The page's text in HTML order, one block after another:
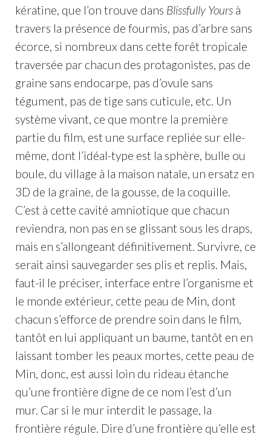
kératine, que l’on trouve dans Blissfully Yoursà
travers la présence de fourmis, pas d’arbre sans
écorce, si nombreux dans cette forêt tropicale
traversée par chacun des protagonistes, pas de
graine sans endocarpe, pas d’ovule sans
tégument, pas de tige sans cuticule, etc. Un
système vivant, ce que montre la première
partie du film, est une surface repliée sur elle-
même, dont l’idéal-type est la sphère, bulle ou
boule, du village à la maison natale, un ersatz en
3D de la graine, de la gousse, de la coquille.
C’est à cette cavité amniotique que chacun
reviendra, non pas en se glissant sous les draps,
mais en s’allongeant définitivement. Survivre, ce
serait ainsi sauvegarder ses plis et replis. Mais,
faut-il le préciser, interface entre l’organisme et
le monde extérieur, cette peau de Min, dont
chacun s’efforce de prendre soin dans le film,
tantôt en lui appliquant un baume, tantôt en en
laissant tomber les peaux mortes, cette peau de
Min, donc, est aussi loin du rideau étanche
qu’une frontière digne de ce nom l’est d’un
mur. Car si le mur interdit le passage, la
frontière régule. Dire d’une frontière qu’elle est